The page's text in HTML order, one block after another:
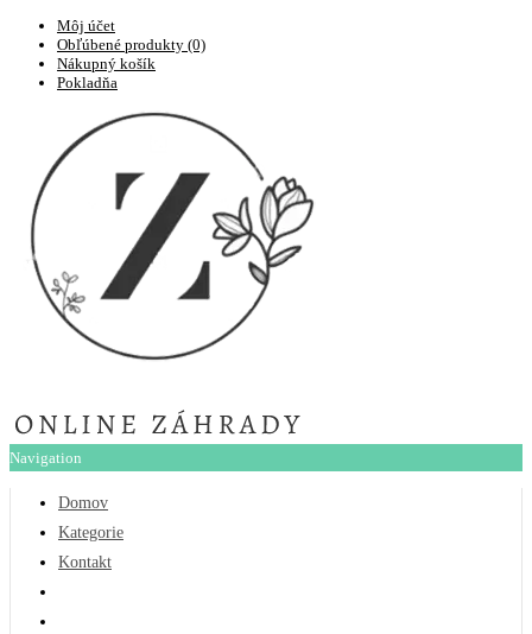
Môj účet
Obľúbené produkty (0)
Nákupný košík
Pokladňa
Navigation
Domov
Kategorie
Kontakt